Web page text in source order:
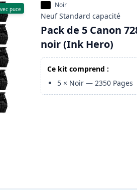
puce Noir
Neuf Standard capacité
Pack de 5 Canon
noir (Ink Hero)
Ce kit comprend :
5 × Noir —2350 Pages